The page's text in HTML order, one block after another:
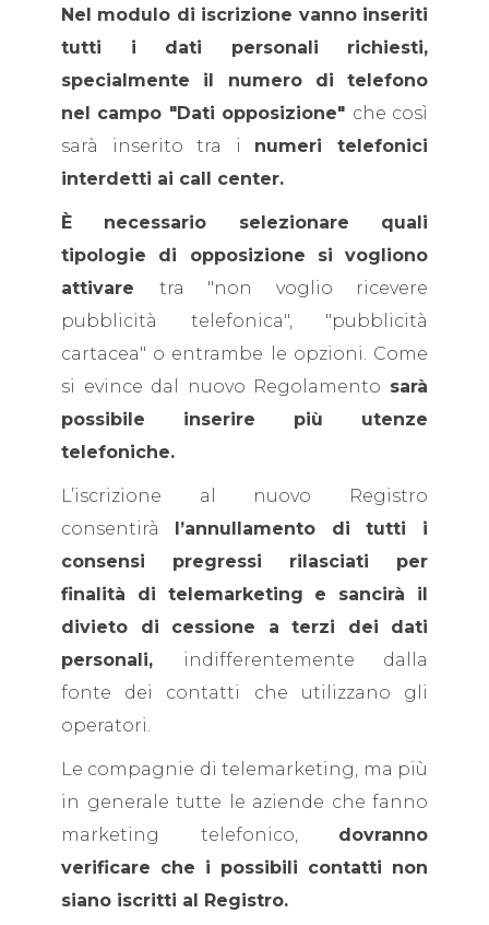
Nel modulo di iscrizione vanno inseriti
tutti i dati personali richiesti,
specialmente il numero di telefono
nel campo "Dati opposizione" che così
sarà inserito tra i numeri telefonici
interdetti ai call center.
È necessario selezionare quali
tipologie di opposizione si vogliono
attivare tra "non voglio ricevere
pubblicità telefonica", "pubblicità
cartacea" o entrambe le opzioni. Come
si evince dal nuovo Regolamento sarà
possibile inserire più utenze
telefoniche.
L’iscrizione al nuovo Registro
consentirà
l’annullamento di tutti i
consensi pregressi rilasciati per
finalità di telemarketing e sancirà il
divieto di cessione a terzi dei dati
personali,
indifferentemente dalla
fonte dei contatti che utilizzano gli
operatori.
Le compagnie di telemarketing, ma più
in generale tutte le aziende che fanno
marketing telefonico, dovranno
verificare che i possibili contatti non
siano iscritti al Registro.